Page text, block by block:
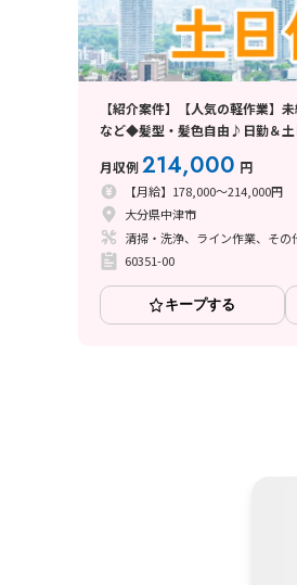
【紹介案件】【人気の軽作業】
など◆髪型・髪色自由♪日勤＆土
月収例214,000 円
【月給】178,000～214,000円
大分県中津市
清掃・洗浄、ライン作業、その
60351-00
キープする